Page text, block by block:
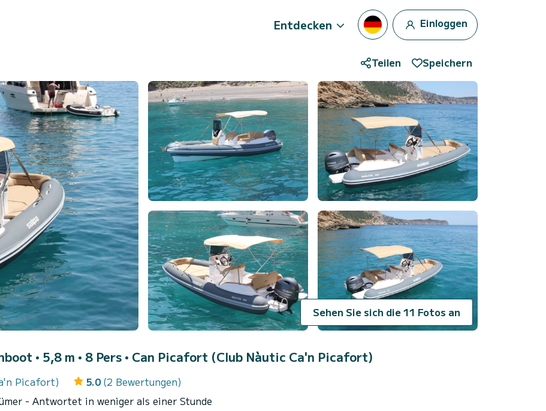
Entdecken Einloggen
Teilen Speichern
Sehen Sie sich die 11 Fotos an
• 5,8 m • 8 Pers • Can Picafort (Club Nàutic Ca'n Picafort)
Picafort) 5.0 (2 Bewertungen)
- Antwortet in weniger als einer Stunde